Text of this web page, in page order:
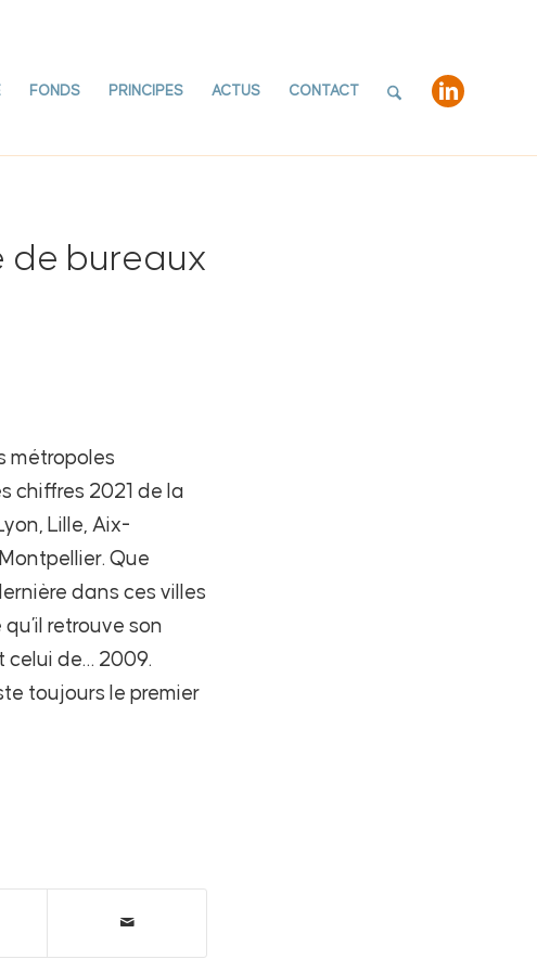
FONDS PRINCIPES ACTUS CONTACT
de bureaux
métropoles
chiffres 2021 de la
Lille, Aix-
Que
dans ces villes
retrouve son
celui de… 2009.
toujours le premier